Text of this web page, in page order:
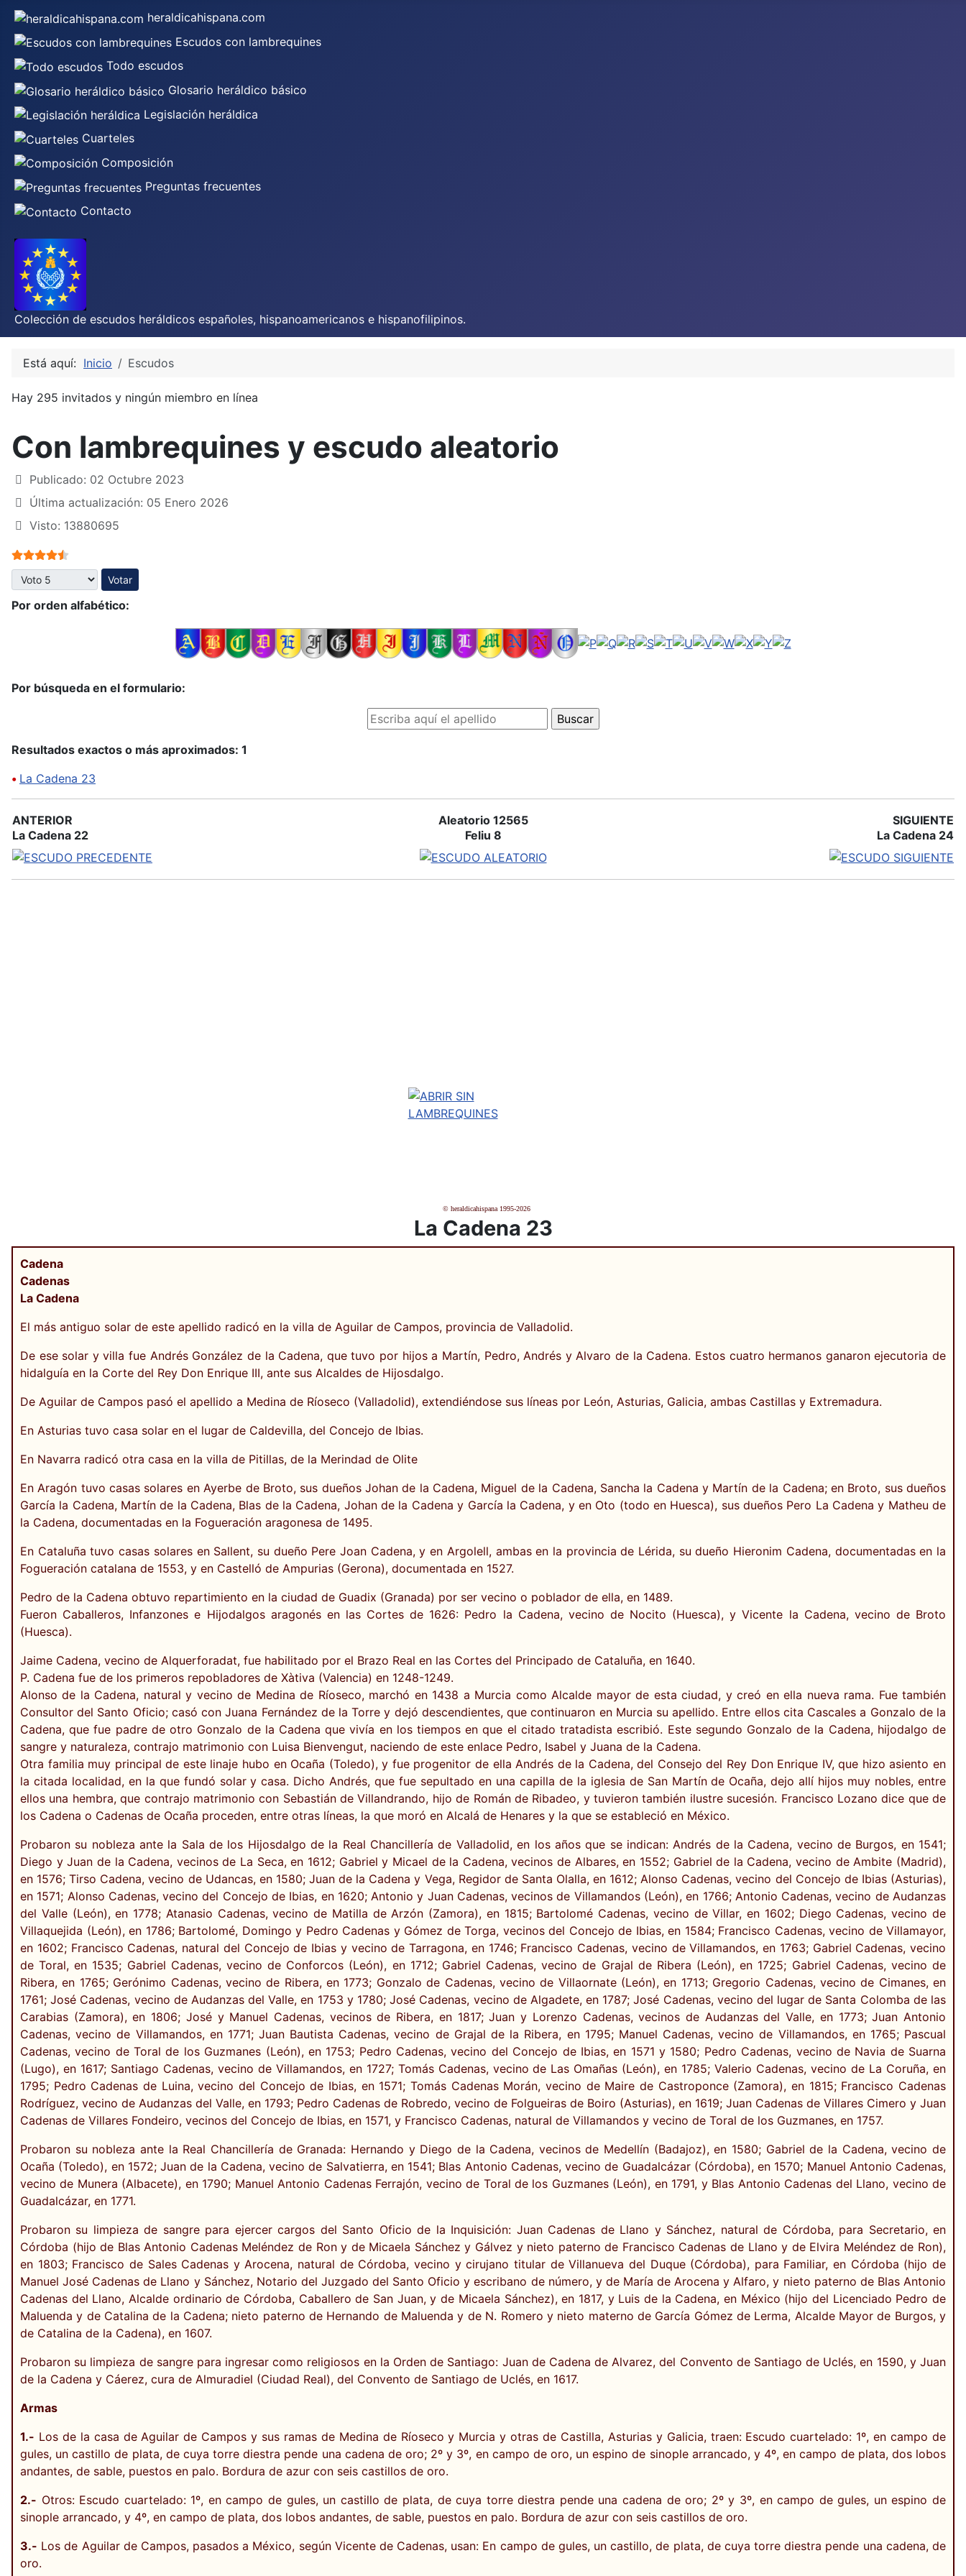
heraldicahispana.com
Escudos con lambrequines
Todo escudos
Glosario heráldico básico
Legislación heráldica
Cuarteles
Composición
Preguntas frecuentes
Contacto
Colección de escudos heráldicos españoles, hispanoamericanos e hispanofilipinos.
Está aquí: Inicio Escudos
Hay 295 invitados y ningún miembro en línea
Con lambrequines y escudo aleatorio
Publicado: 02 Octubre 2023
Última actualización: 05 Enero 2026
Visto: 13880695
Ratio:4.5/
Por favor, vote
Por orden alfabético:
Por búsqueda en el formulario:
Resultados exactos o más aproximados: 1
• La Cadena 23
ANTERIOR
La Cadena 22
Aleatorio 12565
Feliu 8
SIGUIENTE
La Cadena 24
© heraldicahispana 1995-2026
La Cadena 23
Cadena
Cadenas
La Cadena
El más antiguo solar de este apellido radicó en la villa de Aguilar de Campos, provincia de Valladolid.
De ese solar y villa fue Andrés González de la Cadena, que tuvo por hijos a Martín, Pedro, Andrés y Alvaro de la Cadena. Estos cuatro hermanos ganaron ejecutoria de
hidalguía en la Corte del Rey Don Enrique III, ante sus Alcaldes de Hijosdalgo.
De Aguilar de Campos pasó el apellido a Medina de Ríoseco (Valladolid), extendiéndose sus líneas por León, Asturias, Galicia, ambas Castillas y Extremadura.
En Asturias tuvo casa solar en el lugar de Caldevilla, del Concejo de Ibias.
En Navarra radicó otra casa en la villa de Pitillas, de la Merindad de Olite
En Aragón tuvo casas solares en Ayerbe de Broto, sus dueños Johan de la Cadena, Miguel de la Cadena, Sancha la Cadena y Martín de la Cadena; en Broto, sus dueños
García la Cadena, Martín de la Cadena, Blas de la Cadena, Johan de la Cadena y García la Cadena, y en Oto (todo en Huesca), sus dueños Pero La Cadena y Matheu de
la Cadena, documentadas en la Fogueración aragonesa de 1495.
En Cataluña tuvo casas solares en Sallent, su dueño Pere Joan Cadena, y en Argolell, ambas en la provincia de Lérida, su dueño Hieronim Cadena, documentadas en la
Fogueración catalana de 1553, y en Castelló de Ampurias (Gerona), documentada en 1527.
Pedro de la Cadena obtuvo repartimiento en la ciudad de Guadix (Granada) por ser vecino o poblador de ella, en 1489.
Fueron Caballeros, Infanzones e Hijodalgos aragonés en las Cortes de 1626: Pedro la Cadena, vecino de Nocito (Huesca), y Vicente la Cadena, vecino de Broto
(Huesca).
Jaime Cadena, vecino de Alquerforadat, fue habilitado por el Brazo Real en las Cortes del Principado de Cataluña, en 1640.
P. Cadena fue de los primeros repobladores de Xàtiva (Valencia) en 1248-1249.
Alonso de la Cadena, natural y vecino de Medina de Ríoseco, marchó en 1438 a Murcia como Alcalde mayor de esta ciudad, y creó en ella nueva rama. Fue también
Consultor del Santo Oficio; casó con Juana Fernández de la Torre y dejó descendientes, que continuaron en Murcia su apellido. Entre ellos cita Cascales a Gonzalo de la
Cadena, que fue padre de otro Gonzalo de la Cadena que vivía en los tiempos en que el citado tratadista escribió. Este segundo Gonzalo de la Cadena, hijodalgo de
sangre y naturaleza, contrajo matrimonio con Luisa Bienvengut, naciendo de este enlace Pedro, Isabel y Juana de la Cadena.
Otra familia muy principal de este linaje hubo en Ocaña (Toledo), y fue progenitor de ella Andrés de la Cadena, del Consejo del Rey Don Enrique IV, que hizo asiento en
la citada localidad, en la que fundó solar y casa. Dicho Andrés, que fue sepultado en una capilla de la iglesia de San Martín de Ocaña, dejo allí hijos muy nobles, entre
ellos una hembra, que contrajo matrimonio con Sebastián de Villandrando, hijo de Román de Ribadeo, y tuvieron también ilustre sucesión. Francisco Lozano dice que de
los Cadena o Cadenas de Ocaña proceden, entre otras líneas, la que moró en Alcalá de Henares y la que se estableció en México.
Probaron su nobleza ante la Sala de los Hijosdalgo de la Real Chancillería de Valladolid, en los años que se indican: Andrés de la Cadena, vecino de Burgos, en 1541;
Diego y Juan de la Cadena, vecinos de La Seca, en 1612; Gabriel y Micael de la Cadena, vecinos de Albares, en 1552; Gabriel de la Cadena, vecino de Ambite (Madrid),
en 1576; Tirso Cadena, vecino de Udancas, en 1580; Juan de la Cadena y Vega, Regidor de Santa Olalla, en 1612; Alonso Cadenas, vecino del Concejo de Ibias (Asturias),
en 1571; Alonso Cadenas, vecino del Concejo de Ibias, en 1620; Antonio y Juan Cadenas, vecinos de Villamandos (León), en 1766; Antonio Cadenas, vecino de Audanzas
del Valle (León), en 1778; Atanasio Cadenas, vecino de Matilla de Arzón (Zamora), en 1815; Bartolomé Cadenas, vecino de Villar, en 1602; Diego Cadenas, vecino de
Villaquejida (León), en 1786; Bartolomé, Domingo y Pedro Cadenas y Gómez de Torga, vecinos del Concejo de Ibias, en 1584; Francisco Cadenas, vecino de Villamayor,
en 1602; Francisco Cadenas, natural del Concejo de Ibias y vecino de Tarragona, en 1746; Francisco Cadenas, vecino de Villamandos, en 1763; Gabriel Cadenas, vecino
de Toral, en 1535; Gabriel Cadenas, vecino de Conforcos (León), en 1712; Gabriel Cadenas, vecino de Grajal de Ribera (León), en 1725; Gabriel Cadenas, vecino de
Ribera, en 1765; Gerónimo Cadenas, vecino de Ribera, en 1773; Gonzalo de Cadenas, vecino de Villaornate (León), en 1713; Gregorio Cadenas, vecino de Cimanes, en
1761; José Cadenas, vecino de Audanzas del Valle, en 1753 y 1780; José Cadenas, vecino de Algadete, en 1787; José Cadenas, vecino del lugar de Santa Colomba de las
Carabias (Zamora), en 1806; José y Manuel Cadenas, vecinos de Ribera, en 1817; Juan y Lorenzo Cadenas, vecinos de Audanzas del Valle, en 1773; Juan Antonio
Cadenas, vecino de Villamandos, en 1771; Juan Bautista Cadenas, vecino de Grajal de la Ribera, en 1795; Manuel Cadenas, vecino de Villamandos, en 1765; Pascual
Cadenas, vecino de Toral de los Guzmanes (León), en 1753; Pedro Cadenas, vecino del Concejo de Ibias, en 1571 y 1580; Pedro Cadenas, vecino de Navia de Suarna
(Lugo), en 1617; Santiago Cadenas, vecino de Villamandos, en 1727; Tomás Cadenas, vecino de Las Omañas (León), en 1785; Valerio Cadenas, vecino de La Coruña, en
1795; Pedro Cadenas de Luina, vecino del Concejo de Ibias, en 1571; Tomás Cadenas Morán, vecino de Maire de Castroponce (Zamora), en 1815; Francisco Cadenas
Rodríguez, vecino de Audanzas del Valle, en 1793; Pedro Cadenas de Robredo, vecino de Folgueiras de Boiro (Asturias), en 1619; Juan Cadenas de Villares Cimero y Juan
Cadenas de Villares Fondeiro, vecinos del Concejo de Ibias, en 1571, y Francisco Cadenas, natural de Villamandos y vecino de Toral de los Guzmanes, en 1757.
Probaron su nobleza ante la Real Chancillería de Granada: Hernando y Diego de la Cadena, vecinos de Medellín (Badajoz), en 1580; Gabriel de la Cadena, vecino de
Ocaña (Toledo), en 1572; Juan de la Cadena, vecino de Salvatierra, en 1541; Blas Antonio Cadenas, vecino de Guadalcázar (Córdoba), en 1570; Manuel Antonio Cadenas,
vecino de Munera (Albacete), en 1790; Manuel Antonio Cadenas Ferrajón, vecino de Toral de los Guzmanes (León), en 1791, y Blas Antonio Cadenas del Llano, vecino de
Guadalcázar, en 1771.
Probaron su limpieza de sangre para ejercer cargos del Santo Oficio de la Inquisición: Juan Cadenas de Llano y Sánchez, natural de Córdoba, para Secretario, en
Córdoba (hijo de Blas Antonio Cadenas Meléndez de Ron y de Micaela Sánchez y Gálvez y nieto paterno de Francisco Cadenas de Llano y de Elvira Meléndez de Ron),
en 1803; Francisco de Sales Cadenas y Arocena, natural de Córdoba, vecino y cirujano titular de Villanueva del Duque (Córdoba), para Familiar, en Córdoba (hijo de
Manuel José Cadenas de Llano y Sánchez, Notario del Juzgado del Santo Oficio y escribano de número, y de María de Arocena y Alfaro, y nieto paterno de Blas Antonio
Cadenas del Llano, Alcalde ordinario de Córdoba, Caballero de San Juan, y de Micaela Sánchez), en 1817, y Luis de la Cadena, en México (hijo del Licenciado Pedro de
Maluenda y de Catalina de la Cadena; nieto paterno de Hernando de Maluenda y de N. Romero y nieto materno de García Gómez de Lerma, Alcalde Mayor de Burgos, y
de Catalina de la Cadena), en 1607.
Probaron su limpieza de sangre para ingresar como religiosos en la Orden de Santiago: Juan de Cadena de Alvarez, del Convento de Santiago de Uclés, en 1590, y Juan
de la Cadena y Cáerez, cura de Almuradiel (Ciudad Real), del Convento de Santiago de Uclés, en 1617.
Armas
1.- Los de la casa de Aguilar de Campos y sus ramas de Medina de Ríoseco y Murcia y otras de Castilla, Asturias y Galicia, traen: Escudo cuartelado: 1º, en campo de
gules, un castillo de plata, de cuya torre diestra pende una cadena de oro; 2º y 3º, en campo de oro, un espino de sinople arrancado, y 4º, en campo de plata, dos lobos
andantes, de sable, puestos en palo. Bordura de azur con seis castillos de oro.
2.- Otros: Escudo cuartelado: 1º, en campo de gules, un castillo de plata, de cuya torre diestra pende una cadena de oro; 2º y 3º, en campo de gules, un espino de
sinople arrancado, y 4º, en campo de plata, dos lobos andantes, de sable, puestos en palo. Bordura de azur con seis castillos de oro.
3.- Los de Aguilar de Campos, pasados a México, según Vicente de Cadenas, usan: En campo de gules, un castillo, de plata, de cuya torre diestra pende una cadena, de
oro.